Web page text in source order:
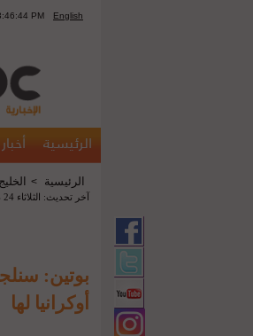
English
PM
الرئيسية
الرئيسية >
آخر تحديث: الثلاثاء 24 ذو القعدة 1444هـ - 13 يونيو 2023م 08:12 م
بوتين:
أوكرانيا لها